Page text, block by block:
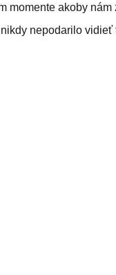
momente akoby
nepodarilo